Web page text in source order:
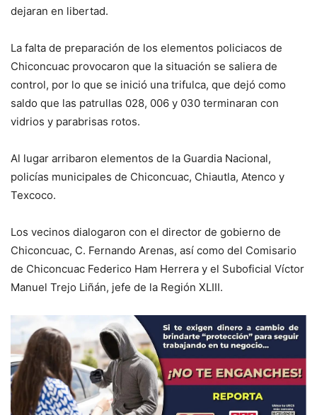
dejaran en libertad.
La falta de preparación de los elementos policiacos de
Chiconcuac provocaron que la situación se saliera de
control, por lo que se inició una trifulca, que dejó como
saldo que las patrullas 028, 006 y 030 terminaran con
vidrios y parabrisas rotos.
Al lugar arribaron elementos de la Guardia Nacional,
policías municipales de Chiconcuac, Chiautla, Atenco y
Texcoco.
Los vecinos dialogaron con el director de gobierno de
Chiconcuac, C. Fernando Arenas, así como del Comisario
de Chiconcuac Federico Ham Herrera y el Suboficial Víctor
Manuel Trejo Liñán, jefe de la Región XLIII.